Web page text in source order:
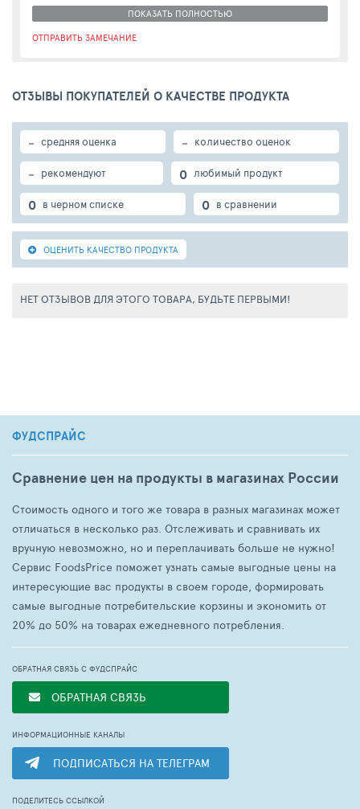
ПОКАЗАТЬ ПОЛНОСТЬЮ
ОТПРАВИТЬ ЗАМЕЧАНИЕ
ОТЗЫВЫ ПОКУПАТЕЛЕЙ О КАЧЕСТВЕ ПРОДУКТА
- средняя оценка - количество оценок
- рекомендуют 0 любимый продукт
0 в черном списке 0 в сравнении
ОЦЕНИТЬ КАЧЕСТВО ПРОДУКТА
НЕТ ОТЗЫВОВ ДЛЯ ЭТОГО ТОВАРА, БУДЬТЕ ПЕРВЫМИ!
ФУДСПРАЙС
Сравнение цен на продукты в магазинах России
Стоимость одного и того же товара в разных магазинах может
отличаться в несколько раз. Отслеживать и сравнивать их
вручную невозможно, но и переплачивать больше не нужно!
Сервис FoodsPrice поможет узнать самые выгодные цены на
интересующие вас продукты в своем городе, формировать
самые выгодные потребительские корзины и экономить от
20% до 50% на товарах ежедневного потребления.
ОБРАТНАЯ СВЯЗЬ С ФУДСПРАЙС
ОБРАТНАЯ СВЯЗЬ
ИНФОРМАЦИОННЫЕ КАНАЛЫ
ПОДПИСАТЬСЯ НА ТЕЛЕГРАМ
ПОДЕЛИТЕСЬ ССЫЛКОЙ